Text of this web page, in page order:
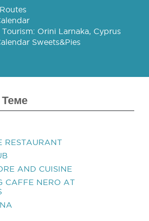
Orini Larnaka, Cyprus
Sweets&Pies
RESTAURANT
AND CUISINE
CAFFE NERO AT